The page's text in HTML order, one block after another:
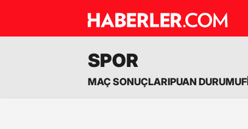
SPOR
MAÇ SONUÇLARIPUAN DURUMU